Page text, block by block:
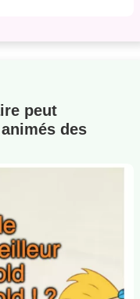
peut
des